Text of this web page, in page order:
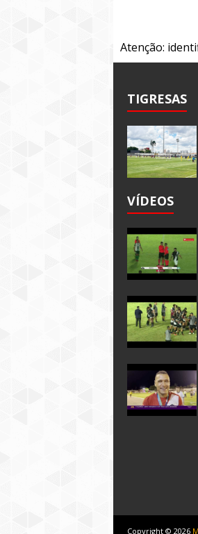
Atenção:
TIGRESAS
VÍDEOS
Copyright © 2026